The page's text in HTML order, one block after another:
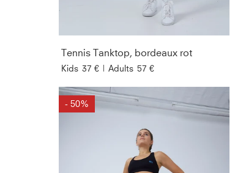
Tennis Tanktop, bordeaux rot
Kids 37 € | Adults 57 €
- 50%